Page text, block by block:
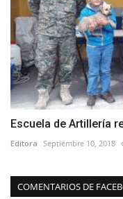
Escuela de Artillería
Editora Septiembre 10, 2018
COMENTARIOS DE